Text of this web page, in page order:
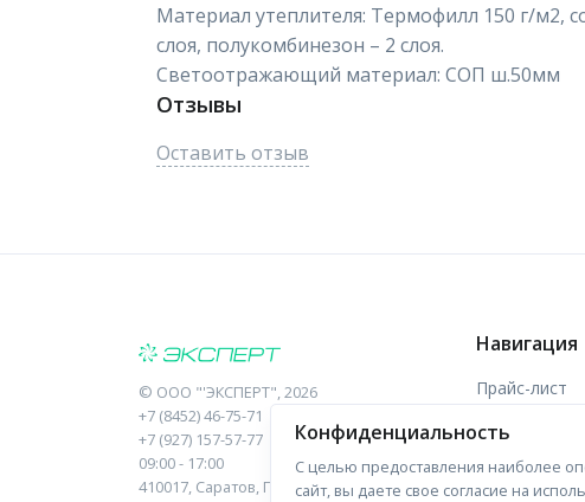
Материал утеплителя: Термофилл 150 г/м2,
слоя, полукомбинезон – 2 слоя.
Светоотражающий материал: СОП ш.50мм
Отзывы
Оставить отзыв
© ООО "'ЭКСПЕРТ", 2026
+7 (8452) 46-75-71
+7 (927) 157-57-77
09:00 - 17:00
410017, Саратов, Пугачева, 10 к1, оф.23
Навигация
Прайс-лист
Отзывы
Форма связи
Конфиденциальность
С целью предоставления наиболее
сайт, вы даете свое согласие на